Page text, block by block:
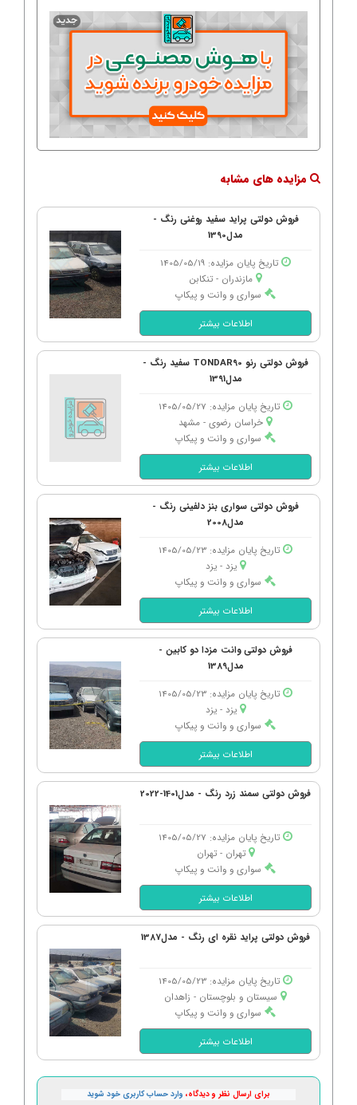
مزایده های مشابه
فروش دولتی پراید سفید روغنی رنگ -
مدل1390
تاریخ پایان مزایده: 1405/05/19
مازندران - تنكابن
سواری و وانت و پیکاپ
اطلاعات بیشتر
فروش دولتی رنو TONDAR90 سفید رنگ -
مدل1391
تاریخ پایان مزایده: 1405/05/27
خراسان رضوی - مشهد
سواری و وانت و پیکاپ
اطلاعات بیشتر
فروش دولتی سواری بنز دلفینی رنگ -
مدل2008
تاریخ پایان مزایده: 1405/05/23
یزد - یزد
سواری و وانت و پیکاپ
اطلاعات بیشتر
فروش دولتی وانت مزدا دو کابین -
مدل1389
تاریخ پایان مزایده: 1405/05/23
یزد - یزد
سواری و وانت و پیکاپ
اطلاعات بیشتر
فروش دولتی سمند زرد رنگ - مدل1401-2022
تاریخ پایان مزایده: 1405/05/27
تهران - تهران
سواری و وانت و پیکاپ
اطلاعات بیشتر
فروش دولتی پراید نقره ای رنگ - مدل1387
تاریخ پایان مزایده: 1405/05/23
سیستان و بلوچستان - زاهدان
سواری و وانت و پیکاپ
اطلاعات بیشتر
برای ارسال نظر و دیدگاه، وارد حساب کاربری خود شوید